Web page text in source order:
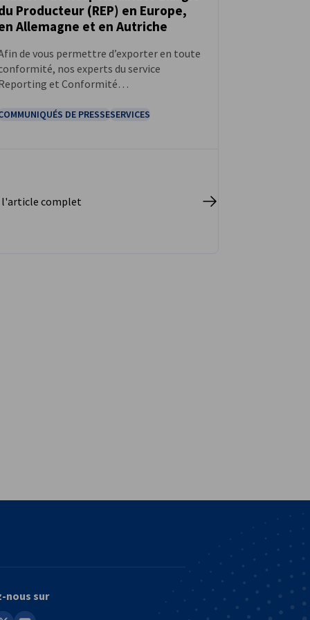
Producteur (REP) en Europe,
Allemagne et en Autriche
de vous permettre d’exporter en toute
nos experts du service
et Conformité
qui vous apporteront toutes
DE PRESSESERVICES
l'article complet
nous sur